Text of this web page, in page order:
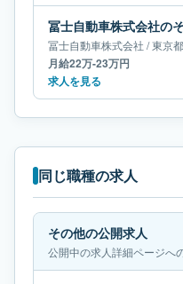
冨士自動車株式会社 /東京都
月給22万-23万円
求人を見る
同じ職種の求人
その他の公開求人
公開中の求人詳細ページへ